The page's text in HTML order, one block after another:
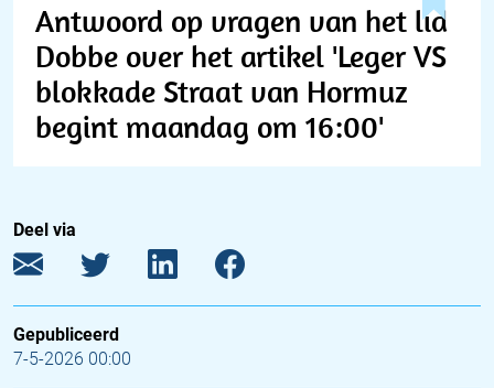
Antwoord op vragen van het lid
Dobbe over het artikel 'Leger VS
blokkade Straat van Hormuz
begint maandag om 16:00'
Deel via
Gepubliceerd
7-5-2026 00:00